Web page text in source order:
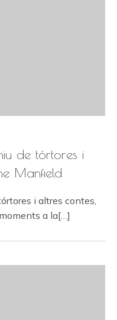
de tórtores i
Manfield
i altres contes,
a la[…]